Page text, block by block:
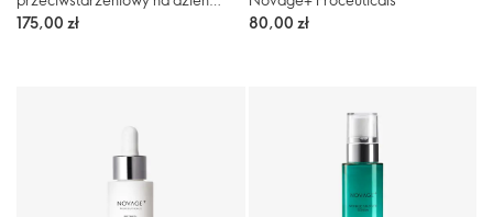
Novage+ SPF 30
175,00 zł
80,00 zł